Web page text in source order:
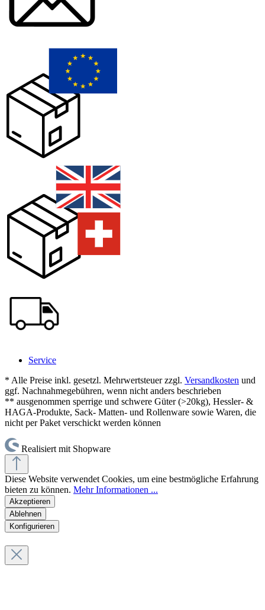
Service
* Alle Preise inkl. gesetzl. Mehrwertsteuer zzgl. Versandkosten und
ggf. Nachnahmegebühren, wenn nicht anders beschrieben
** ausgenommen sperrige und schwere Güter (>20kg), Hessler- &
HAGA-Produkte, Sack- Matten- und Rollenware sowie Waren, die
nicht per Paket verschickt werden können
Realisiert mit Shopware
Diese Website verwendet Cookies, um eine bestmögliche Erfahrung
bieten zu können. Mehr Informationen ...
Akzeptieren
Ablehnen
Konfigurieren